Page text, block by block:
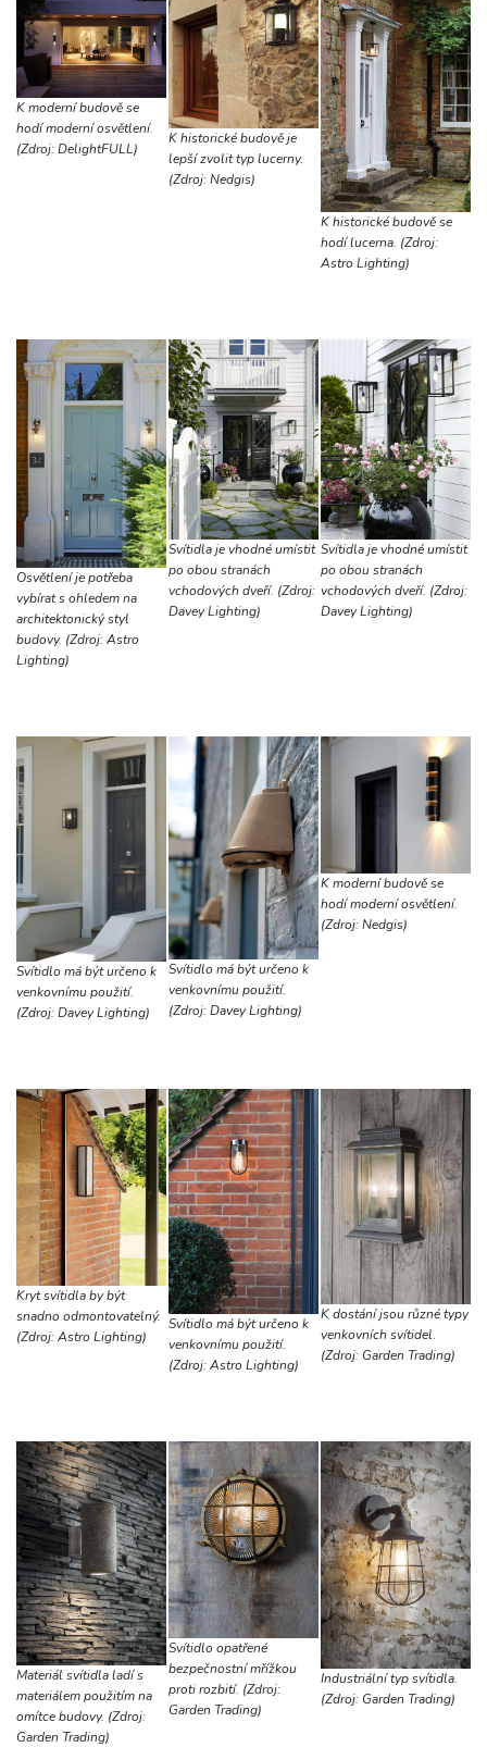
K moderní budově se
hodí moderní osvětlení.
(Zdroj: DelightFULL)
K historické budově je
lepší zvolit typ lucerny.
(Zdroj: Nedgis)
K historické budově se
hodí lucerna. (Zdroj:
Astro Lighting)
Osvětlení je potřeba
vybírat s ohledem na
architektonický styl
budovy. (Zdroj: Astro
Lighting)
Svítidla je vhodné umístit
po obou stranách
vchodových dveří. (Zdroj:
Davey Lighting)
Svítidla je vhodné umístit
po obou stranách
vchodových dveří. (Zdroj:
Davey Lighting)
Svítidlo má být určeno k
venkovnímu použití.
(Zdroj: Davey Lighting)
Svítidlo má být určeno k
venkovnímu použití.
(Zdroj: Davey Lighting)
K moderní budově se
hodí moderní osvětlení.
(Zdroj: Nedgis)
Kryt svítidla by být
snadno odmontovatelný.
(Zdroj: Astro Lighting)
Svítidlo má být určeno k
venkovnímu použití.
(Zdroj: Astro Lighting)
K dostání jsou různé typy
venkovních svítidel.
(Zdroj: Garden Trading)
Materiál svítidla ladí s
materiálem použitím na
omítce budovy. (Zdroj:
Garden Trading)
Svítidlo opatřené
bezpečnostní mřížkou
proti rozbití. (Zdroj:
Garden Trading)
Industriální typ svítidla.
(Zdroj: Garden Trading)